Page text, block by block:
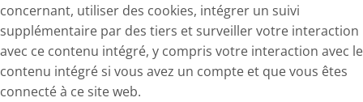
concernant, utiliser des cookies, intégrer un suivi
supplémentaire par des tiers et surveiller votre interaction
avec ce contenu intégré, y compris votre interaction avec le
contenu intégré si vous avez un compte et que vous êtes
connecté à ce site web.